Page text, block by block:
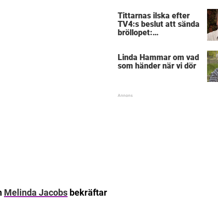
Melinda Jacobs bekräftar
Tittarnas ilska efter
TV4:s beslut att sända
bröllopet:
Linda Hammar om vad
som händer när vi dör